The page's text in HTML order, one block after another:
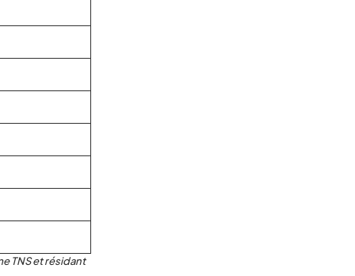
TNS et résidant